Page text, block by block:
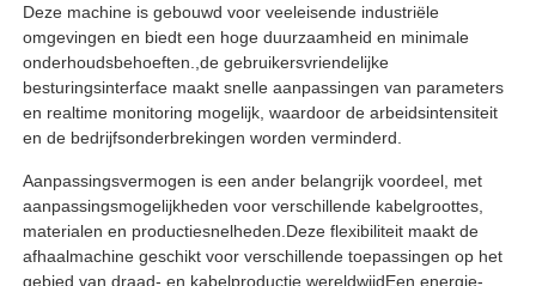
afstand van machine
Kabelverpakkingsmachine
kabelspinmachine
met een vermogen van niet meer dan 10 W
Deze machine is gebouwd voor veeleisende industriële
omgevingen en biedt een hoge duurzaamheid en minimale
onderhoudsbehoeften.,de gebruikersvriendelijke
besturingsinterface maakt snelle aanpassingen van parameters
en realtime monitoring mogelijk, waardoor de arbeidsintensiteit
en de bedrijfsonderbrekingen worden verminderd.
Aanpassingsvermogen is een ander belangrijk voordeel, met
aanpassingsmogelijkheden voor verschillende kabelgroottes,
materialen en productiesnelheden.Deze flexibiliteit maakt de
afhaalmachine geschikt voor verschillende toepassingen op het
gebied van draad- en kabelproductie wereldwijdEen energie-